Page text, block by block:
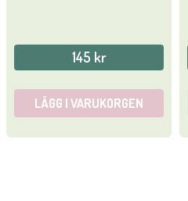
145 kr
LÄGG I VARUKORGEN